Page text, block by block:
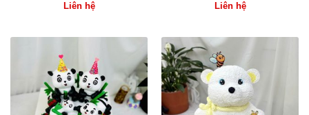
Liên hệ
Liên hệ